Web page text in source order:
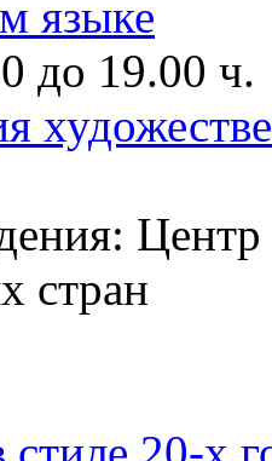
до 19.00 ч.
стран